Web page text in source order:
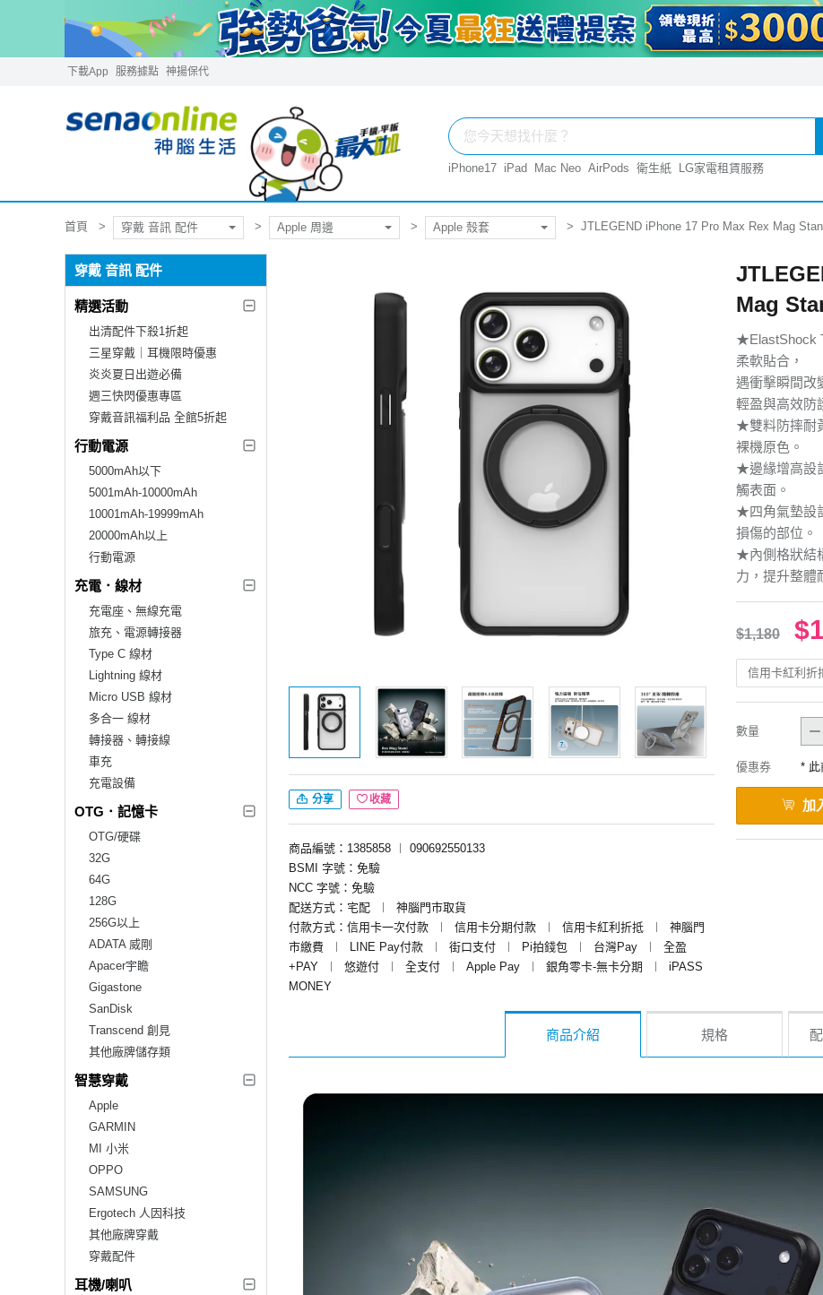
下載App 服務據點 神揚保代
iPhone17 iPad Mac Neo AirPods 衛生紙 LG家電租賃服務
首頁 穿戴 音訊 配件 Apple 周邊 Apple 殼套 JTLEGEND iPhone 17 Pro Max Rex Mag
穿戴 音訊 配件
精選活動
出清配件下殺1折起
三星穿戴｜耳機限時優惠
炎炎夏日出遊必備
週三快閃優惠專區
穿戴音訊福利品 全館5折起
行動電源
5000mAh以下
5001mAh-10000mAh
10001mAh-19999mAh
20000mAh以上
行動電源
充電．線材
充電座、無線充電
旅充、電源轉接器
Type C 線材
Lightning 線材
Micro USB 線材
多合一 線材
轉接器、轉接線
車充
充電設備
OTG．記憶卡
OTG/硬碟
32G
64G
128G
256G以上
ADATA 威剛
Apacer宇瞻
Gigastone
SanDisk
Transcend 創見
其他廠牌儲存類
智慧穿戴
Apple
GARMIN
MI 小米
OPPO
SAMSUNG
Ergotech 人因科技
其他廠牌穿戴
穿戴配件
耳機/喇叭
分享 收藏
商品編號：1385858 ︱
090692550133
BSMI 字號：免驗
NCC 字號：免驗
配送方式：宅配
︱
神腦門市取貨
付款方式：信用卡一次付款
︱ 信用卡分期付款 ︱ 信用卡紅利折抵 ︱
神腦門
市繳費
︱ LINE Pay付款 ︱ 街口支付 ︱ Pi拍錢包 ︱ 台灣Pay ︱
全盈
+PAY
︱ 悠遊付 ︱ 全支付 ︱ Apple Pay ︱ 銀角零卡-無卡分期 ︱
iPASS
MONEY
Mag
★ElastShock
柔軟貼合，
遇衝擊瞬間改
輕盈與高效防
★雙料防摔耐
裸機原色。
★邊緣增高設
觸表面。
★四角氣墊設
損傷的部位。
★內側格狀結
力，提升整體
$1,180
信用卡紅利折
數量
優惠券 * 此
加
商品介紹 規格